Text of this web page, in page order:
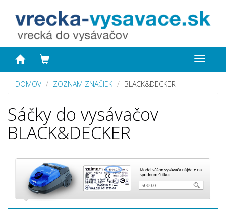
Toggle
DOMOV ZOZNAM ZNAČIEK BLACK&DECKER
Sáčky do vysávačov
BLACK&DECKER